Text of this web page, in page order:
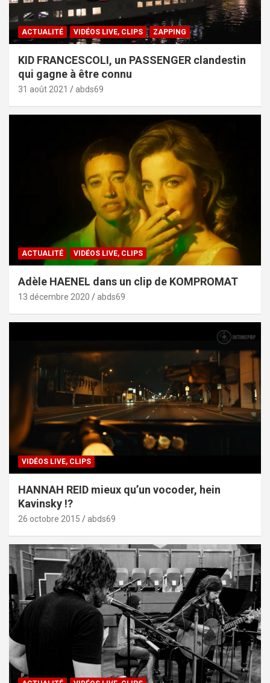
ACTUALITÉ VIDÉOS LIVE, CLIPS ZAPPING
KID FRANCESCOLI, un PASSENGER clandestin
qui gagne à être connu
31 août 2021 abds69
ACTUALITÉ VIDÉOS LIVE, CLIPS
Adèle HAENEL dans un clip de KOMPROMAT
13 décembre 2020 abds69
VIDÉOS LIVE, CLIPS
HANNAH REID mieux qu’un vocoder, hein
Kavinsky !?
26 octobre 2015 abds69